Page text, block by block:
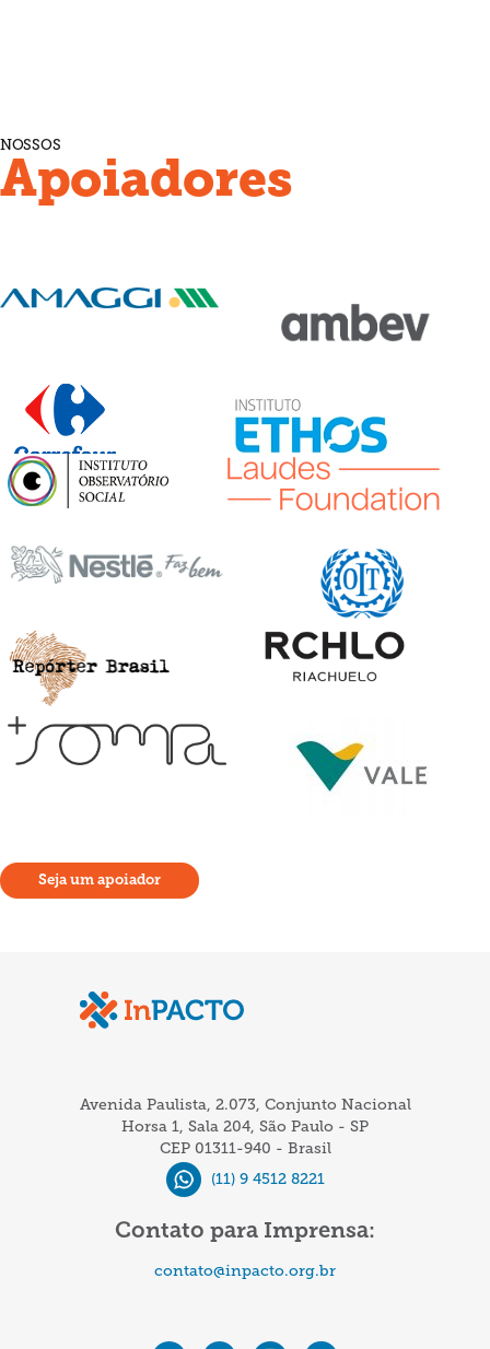
NOSSOS
Apoiadores
Seja um apoiador
Avenida Paulista, 2.073, Conjunto Nacional
Horsa 1, Sala 204, São Paulo - SP
CEP 01311-940 - Brasil
(11) 9 4512 8221
Contato para Imprensa:
contato@inpacto.org.br